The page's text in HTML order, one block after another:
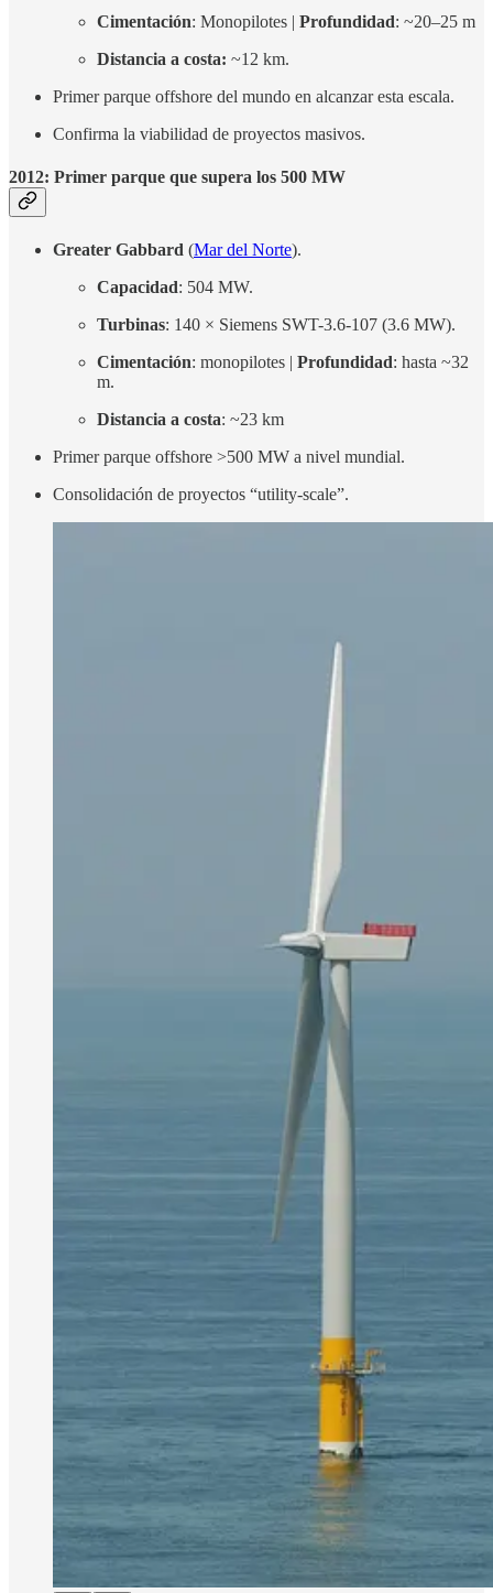
Cimentación: Monopilotes | Profundidad: ~20–25 m
Distancia a costa: ~12 km.
Primer parque offshore del mundo en alcanzar esta escala.
Confirma la viabilidad de proyectos masivos.
2012: Primer parque que supera los 500 MW
Greater Gabbard (Mar del Norte).
Capacidad: 504 MW.
Turbinas: 140 × Siemens SWT-3.6-107 (3.6 MW).
Cimentación: monopilotes | Profundidad: hasta ~32
m.
Distancia a costa: ~23 km
Primer parque offshore >500 MW a nivel mundial.
Consolidación de proyectos “utility-scale”.